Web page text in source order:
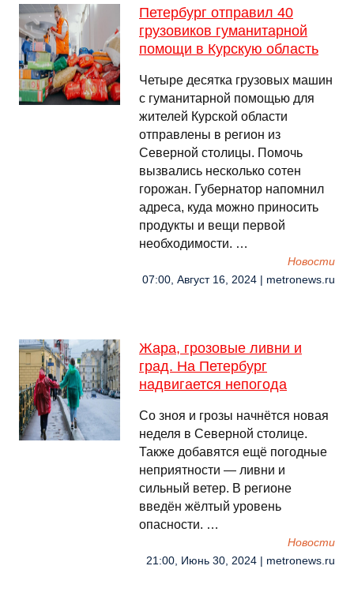
Петербург отправил 40
грузовиков гуманитарной
помощи в Курскую область
Четыре десятка грузовых машин
с гуманитарной помощью для
жителей Курской области
отправлены в регион из
Северной столицы. Помочь
вызвались несколько сотен
горожан. Губернатор напомнил
адреса, куда можно приносить
продукты и вещи первой
необходимости. …
Новости
07:00, Август 16, 2024 | metronews.ru
Жара, грозовые ливни и
град. На Петербург
надвигается непогода
Со зноя и грозы начнётся новая
неделя в Северной столице.
Также добавятся ещё погодные
неприятности — ливни и
сильный ветер. В регионе
введён жёлтый уровень
опасности. …
Новости
21:00, Июнь 30, 2024 | metronews.ru